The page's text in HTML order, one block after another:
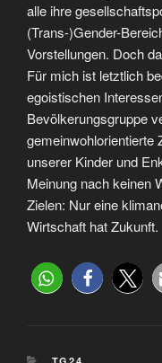
alle ihre
(Trans-)Gender-
Vorstellungen. Doch
Für mich ist letztlich
egoistischen
Bevölkerungsgruppe
gemeinwohlorientierte
unserer Kinder und
Meinung nach keinen
Zielen: Nur eine
Wirtschaft hat Zukunft.